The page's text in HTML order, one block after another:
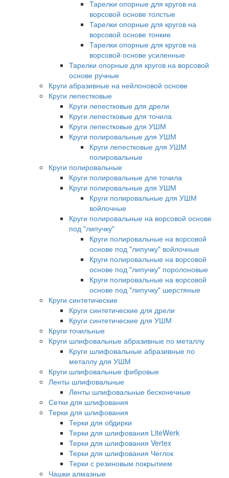
Тарелки опорные для кругов на
ворсовой основе толстые
Тарелки опорные для кругов на
ворсовой основе тонкие
Тарелки опорные для кругов на
ворсовой основе усиленные
Тарелки опорные для кругов на ворсовой
основе ручные
Круги абразивные на нейлоновой основе
Круги лепестковые
Круги лепестковые для дрели
Круги лепестковые для точила
Круги лепестковые для УШМ
Круги полировальные для УШМ
Круги лепестковые для УШМ
полировальные
Круги полировальные
Круги полировальные для точила
Круги полировальные для УШМ
Круги полировальные для УШМ
войлочные
Круги полировальные на ворсовой основе
под "липучку"
Круги полировальные на ворсовой
основе под "липучку" войлочные
Круги полировальные на ворсовой
основе под "липучку" поролоновые
Круги полировальные на ворсовой
основе под "липучку" шерстяные
Круги синтетические
Круги синтетические для дрели
Круги синтетические для УШМ
Круги точильные
Круги шлифовальные абразивные по металлу
Круги шлифовальные абразивные по
металлу для УШМ
Круги шлифовальные фибровые
Ленты шлифовальные
Ленты шлифовальные бесконечные
Сетки для шлифования
Терки для шлифования
Терки для обдирки
Терки для шлифования LiteWerk
Терки для шлифования Vertex
Терки для шлифования Чеглок
Терки с резиновым покрытием
Чашки алмазные